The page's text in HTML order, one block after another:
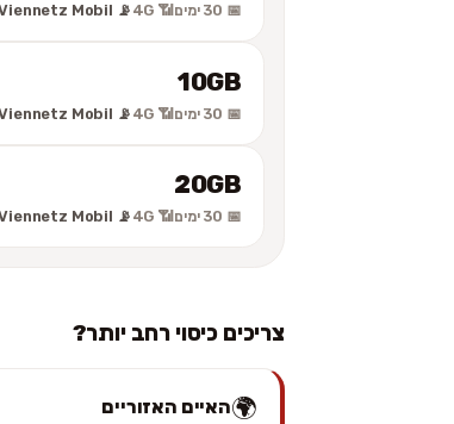
📅 30 ימים 📶 4G
📡 Viennetz Mobil
10GB
📅 30 ימים 📶 4G
📡 Viennetz Mobil
20GB
📅 30 ימים 📶 4G
📡 Viennetz Mobil
צריכים כיסוי רחב יותר?
🌍האיים האזוריים